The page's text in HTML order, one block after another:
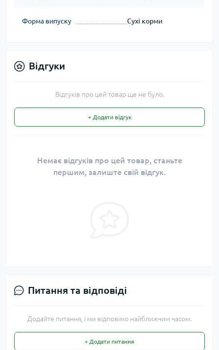
Форма випуску Сухі корми
Відгуки
Відгуків про цей товар ще не було.
+ Додати відгук
Немає відгуків про цей товар, станьте
першим, залиште свій відгук.
Питання та відповіді
Додайте питання, і ми відповімо найближчим часом.
+ Додати питання